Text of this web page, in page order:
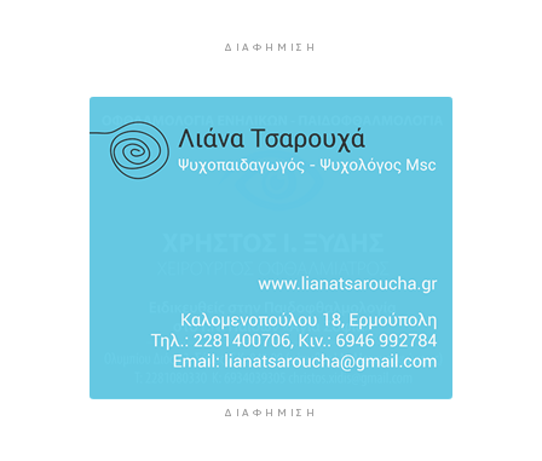
πνίγηκε ο 4χρονος
6 ώρες 2 λεπτά πρίν
ΔΙΑΦΉΜΙΣΗ
ΔΙΑΦΉΜΙΣΗ